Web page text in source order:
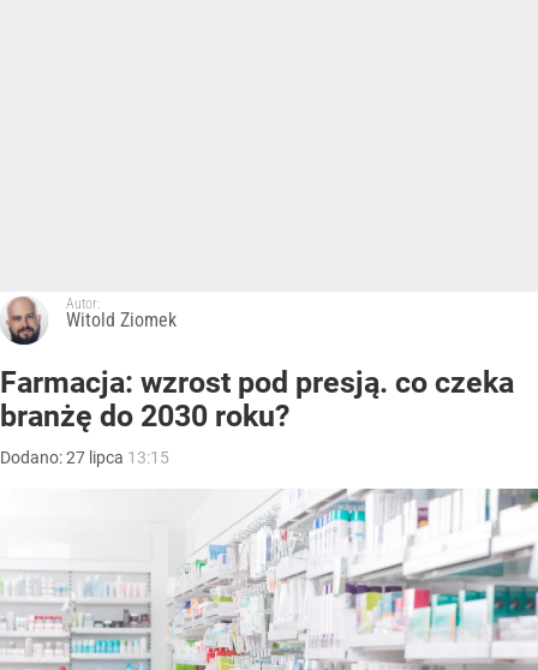
Autor:
Witold Ziomek
Farmacja: wzrost pod presją. co czeka
branżę do 2030 roku?
Dodano:27 lipca 13:15